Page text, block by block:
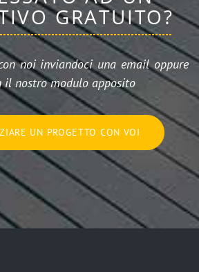
GRATUITO?
noi inviandoci una email oppure
nostro modulo apposito
UN PROGETTO CON VOI